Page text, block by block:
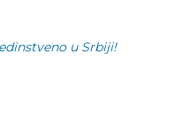
u Srbiji!